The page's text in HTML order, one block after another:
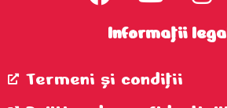
Informații
Termeni şi condiţii